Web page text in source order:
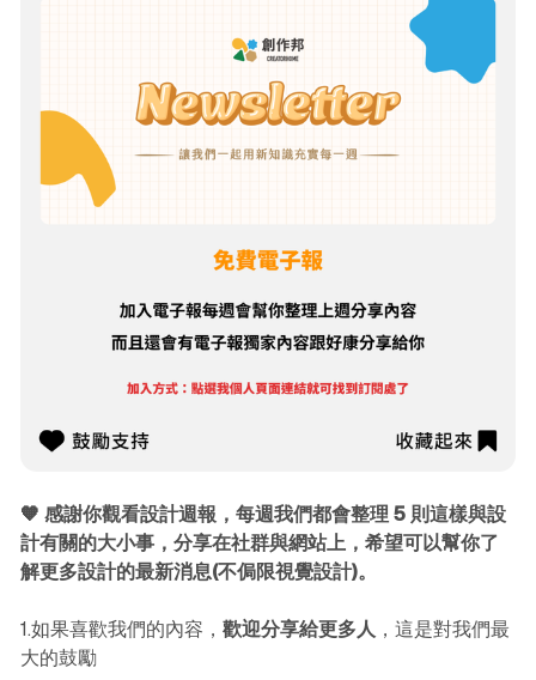
🧡 感謝你觀看設計週報，每週我們都會整理 5 則這樣與設
計有關的大小事，分享在社群與網站上，希望可以幫你了
解更多設計的最新消息(不侷限視覺設計)。
1.如果喜歡我們的內容， 歡迎分享給更多人 ，這是對我們最
大的鼓勵